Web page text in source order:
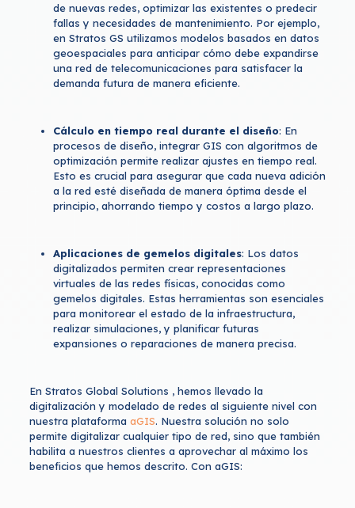
de nuevas redes, optimizar las existentes o predecir
fallas y necesidades de mantenimiento. Por ejemplo,
en Stratos GS utilizamos modelos basados en datos
geoespaciales para anticipar cómo debe expandirse
una red de telecomunicaciones para satisfacer la
demanda futura de manera eficiente.
Cálculo en tiempo real durante el diseño: En
procesos de diseño, integrar GIS con algoritmos de
optimización permite realizar ajustes en tiempo real.
Esto es crucial para asegurar que cada nueva adición
a la red esté diseñada de manera óptima desde el
principio, ahorrando tiempo y costos a largo plazo.
Aplicaciones de gemelos digitales: Los datos
digitalizados permiten crear representaciones
virtuales de las redes físicas, conocidas como
gemelos digitales. Estas herramientas son esenciales
para monitorear el estado de la infraestructura,
realizar simulaciones, y planificar futuras
expansiones o reparaciones de manera precisa.
En Stratos Global Solutions , hemos llevado la
digitalización y modelado de redes al siguiente nivel con
nuestra plataforma aGIS. Nuestra solución no solo
permite digitalizar cualquier tipo de red, sino que también
habilita a nuestros clientes a aprovechar al máximo los
beneficios que hemos descrito. Con aGIS: